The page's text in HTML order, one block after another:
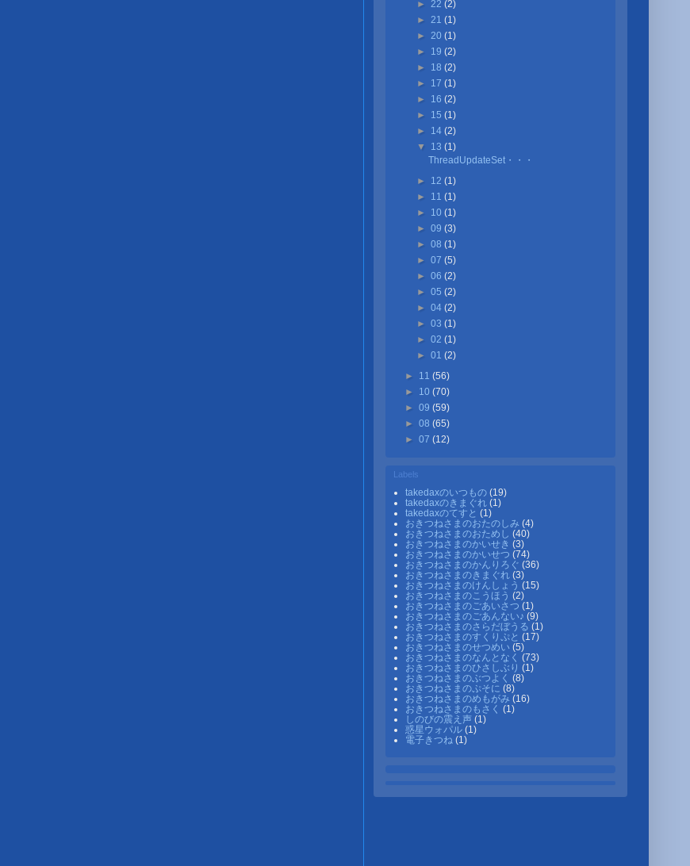
► 22 (2)
► 21 (1)
► 20 (1)
► 19 (2)
► 18 (2)
► 17 (1)
► 16 (2)
► 15 (1)
► 14 (2)
▼ 13 (1)
ThreadUpdateSet・・・
► 12 (1)
► 11 (1)
► 10 (1)
► 09 (3)
► 08 (1)
► 07 (5)
► 06 (2)
► 05 (2)
► 04 (2)
► 03 (1)
► 02 (1)
► 01 (2)
► 11(56)
► 10(70)
►09(59)
►08(65)
►07(12)
Labels
takedaxのいつもの (19)
takedaxのきまぐれ (1)
takedaxのてすと (1)
おきつねさまのおたのしみ (4)
おきつねさまのおためし (40)
おきつねさまのかいせき (3)
おきつねさまのかいせつ (74)
おきつねさまのかんりろぐ (36)
おきつねさまのきまぐれ (3)
おきつねさまのけんしょう (15)
おきつねさまのこうほう (2)
おきつねさまのごあいさつ (1)
おきつねさまのごあんない♪ (9)
おきつねさまのさらだぼうる (1)
おきつねさまのすくりぷと (17)
おきつねさまのせつめい (5)
おきつねさまのなんとなく (73)
おきつねさまのひさしぶり (1)
おきつねさまのぶつよく (8)
おきつねさまのぷそに (8)
おきつねさまのめもがみ (16)
おきつねさまのもさく (1)
しのびの震え声 (1)
惑星ウォパル (1)
電子きつね (1)